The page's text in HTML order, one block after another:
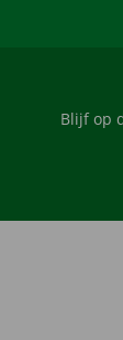
Blijf op